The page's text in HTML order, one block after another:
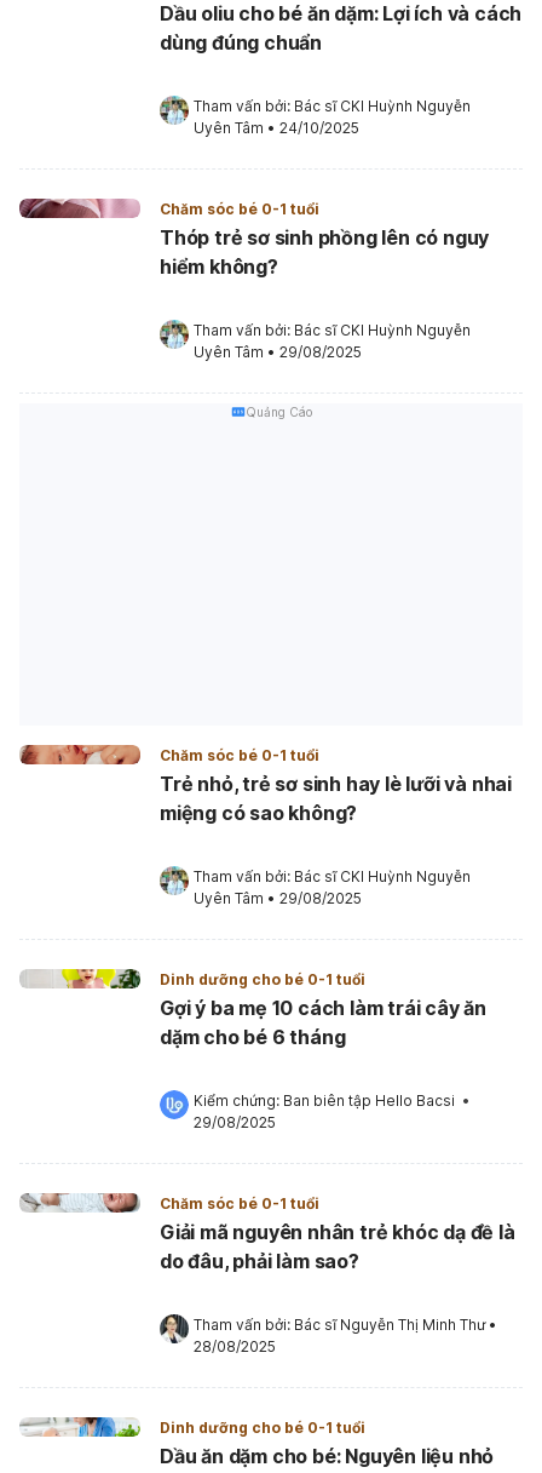
Dầu oliu cho bé ăn dặm: Lợi ích và cách
dùng đúng chuẩn
Tham vấn bởi: Bác sĩ CKI Huỳnh Nguyễn
Uyên Tâm • 24/10/2025
Chăm sóc bé 0-1 tuổi
Thóp trẻ sơ sinh phồng lên có nguy
hiểm không?
Tham vấn bởi: Bác sĩ CKI Huỳnh Nguyễn
Uyên Tâm • 29/08/2025
Quảng Cáo
Chăm sóc bé 0-1 tuổi
Trẻ nhỏ, trẻ sơ sinh hay lè lưỡi và nhai
miệng có sao không?
Tham vấn bởi: Bác sĩ CKI Huỳnh Nguyễn
Uyên Tâm • 29/08/2025
Dinh dưỡng cho bé 0-1 tuổi
Gợi ý ba mẹ 10 cách làm trái cây ăn
dặm cho bé 6 tháng
Kiểm chứng: Ban biên tập Hello Bacsi •
29/08/2025
Chăm sóc bé 0-1 tuổi
Giải mã nguyên nhân trẻ khóc dạ đề là
do đâu, phải làm sao?
Tham vấn bởi: Bác sĩ Nguyễn Thị Minh Thư •
28/08/2025
Dinh dưỡng cho bé 0-1 tuổi
Dầu ăn dặm cho bé: Nguyên liệu nhỏ